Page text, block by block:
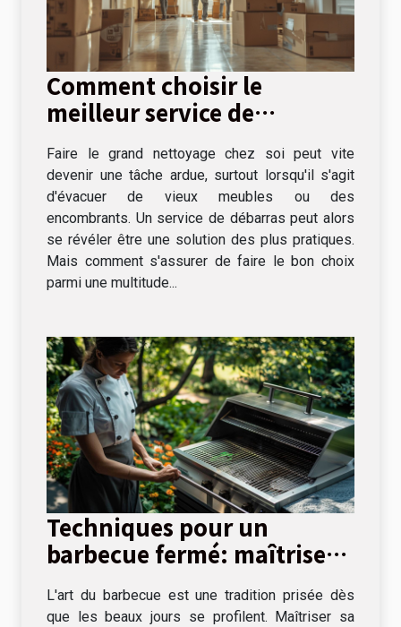
Comment choisir le
meilleur service de
débarras pour votre
domicile
Faire le grand nettoyage chez soi peut vite
devenir une tâche ardue, surtout lorsqu'il s'agit
d'évacuer de vieux meubles ou des
encombrants. Un service de débarras peut alors
se révéler être une solution des plus pratiques.
Mais comment s'assurer de faire le bon choix
parmi une multitude...
Techniques pour un
barbecue fermé: maîtriser
L'art du barbecue est une tradition prisée dès
que les beaux jours se profilent. Maîtriser sa